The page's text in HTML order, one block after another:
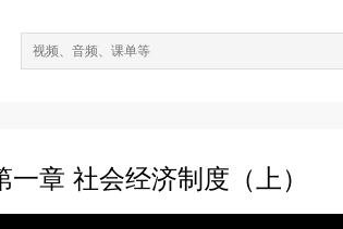
章 社会经济制度（上）